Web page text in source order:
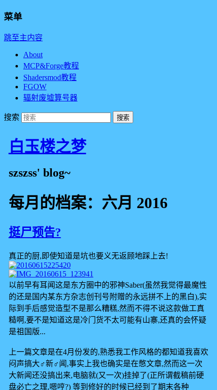
菜单
跳至主内容
About
MCP&Forge教程
Shadersmod教程
FGOW
辐射废墟算号器
搜索
白玉楼之梦
szszss' blog~
每月的档案： 六月 2016
挺尸预告?
真正的厨,即使知道是坑也要义无返顾地踩上去!
以前早有耳闻这是东方圈中的邪神Saber(虽然我觉得最魔性
的还是国内某东方杂志创刊号附赠的永远拼不上的黑白),实
际到手后感觉造型不是那么糟糕,然而不得不说这款做工真
糙啊,要不是知道这是冷门货不太可能有山寨,还真的会怀疑
是祖国版...
上一篇文章是在4月份发的,熟悉我工作风格的都知道我喜欢
闷声搞大♂新♂闻,事实上我也确实是在憋文章,然而这一次
大新闻还没搞出来,电脑就(又一次)挂掉了(正所谓截稿前硬
盘必亡之理,嗯哼?) 等到修好的时候已经到了期末各种